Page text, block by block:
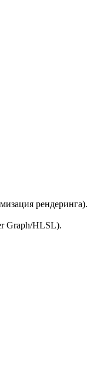
рендеринга).
Graph/HLSL).